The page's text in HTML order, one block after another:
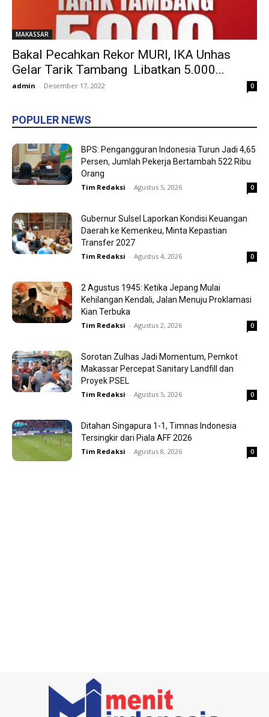
MAKASSAR
Bakal Pecahkan Rekor MURI, IKA Unhas
Gelar Tarik Tambang Libatkan 5.000...
admin - Desember 17, 2022 0
POPULER NEWS
BPS: Pengangguran Indonesia Turun Jadi 4,65
Persen, Jumlah Pekerja Bertambah 522 Ribu
Orang
Tim Redaksi - Agustus 5, 2026 0
Gubernur Sulsel Laporkan Kondisi Keuangan
Daerah ke Kemenkeu, Minta Kepastian
Transfer 2027
Tim Redaksi - Agustus 4, 2026 0
2 Agustus 1945: Ketika Jepang Mulai
Kehilangan Kendali, Jalan Menuju Proklamasi
Kian Terbuka
Tim Redaksi - Agustus 2, 2026 0
Sorotan Zulhas Jadi Momentum, Pemkot
Makassar Percepat Sanitary Landfill dan
Proyek PSEL
Tim Redaksi - Agustus 5, 2026 0
Ditahan Singapura 1-1, Timnas Indonesia
Tersingkir dari Piala AFF 2026
Tim Redaksi - Agustus 8, 2026 0